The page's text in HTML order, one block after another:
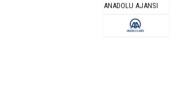
ANADOLU AJANSI